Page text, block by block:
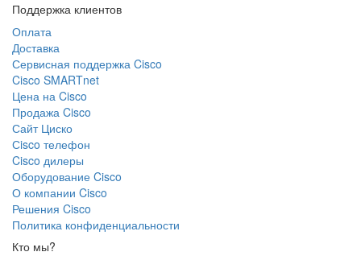
Поддержка клиентов
Оплата
Доставка
Сервисная поддержка Cisco
Cisco SMARTnet
Цена на Cisco
Продажа Cisco
Сайт Циско
Сisco телефон
Cisco дилеры
Оборудование Cisco
О компании Cisco
Решения Cisco
Политика конфиденциальности
Кто мы?